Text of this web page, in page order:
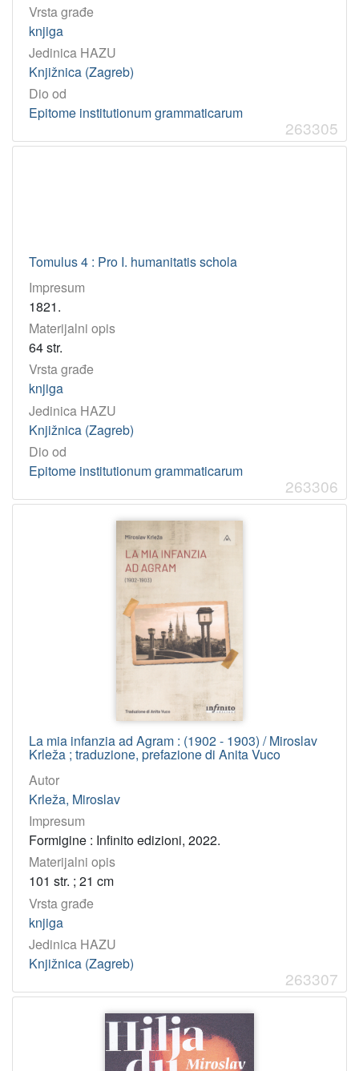
Vrsta građe
knjiga
Jedinica HAZU
Knjižnica (Zagreb)
Dio od
Epitome institutionum grammaticarum
263305
Tomulus 4 : Pro I. humanitatis schola
Impresum
1821.
Materijalni opis
64 str.
Vrsta građe
knjiga
Jedinica HAZU
Knjižnica (Zagreb)
Dio od
Epitome institutionum grammaticarum
263306
La mia infanzia ad Agram : (1902 - 1903) / Miroslav
Krleža ; traduzione, prefazione di Anita Vuco
Autor
Krleža, Miroslav
Impresum
Formigine : Infinito edizioni, 2022.
Materijalni opis
101 str. ; 21 cm
Vrsta građe
knjiga
Jedinica HAZU
Knjižnica (Zagreb)
263307